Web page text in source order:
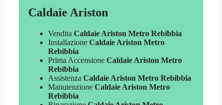
Caldaie Ariston
Vendita Caldaie Ariston Metro Rebibbia
Installazione Caldaie Ariston Metro
Rebibbia
Prima Accensione Caldaie Ariston Metro
Rebibbia
Assistenza Caldaie Ariston Metro Rebibbia
Manutenzione Caldaie Ariston Metro
Rebibbia